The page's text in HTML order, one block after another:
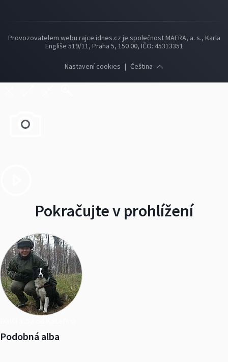
Provozovatelem webu rajce.idnes.cz je společnost MAFRA, a. s., Karla
Engliše 519/11, Praha 5, 150 00, IČO: 45313351
Nastavení cookies | Čeština
Pokračujte v prohlížení
Podobná alba